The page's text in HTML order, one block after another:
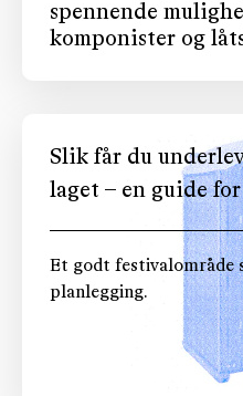
spennende
komponister og
Slik får du
laget – en guide
Et godt festivalområde
planlegging.